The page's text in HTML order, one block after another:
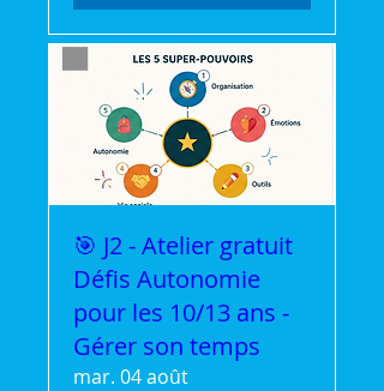
🎯 J2 - Atelier gratuit
Défis Autonomie
pour les 10/13 ans -
Gérer son temps
mar. 04 août